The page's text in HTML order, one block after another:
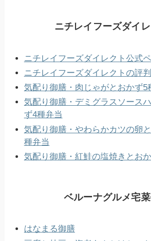
ニチレイフーズダイ
ニチレイフーズダイレクト公式
ニチレイフーズダイレクトの評
気配り御膳・肉じゃがとおかず5
気配り御膳・デミグラスソース
ず4種弁当
気配り御膳・やわらかカツの卵
種弁当
気配り御膳・紅鮭の塩焼きとお
ベルーナグルメ宅
はなまる御膳